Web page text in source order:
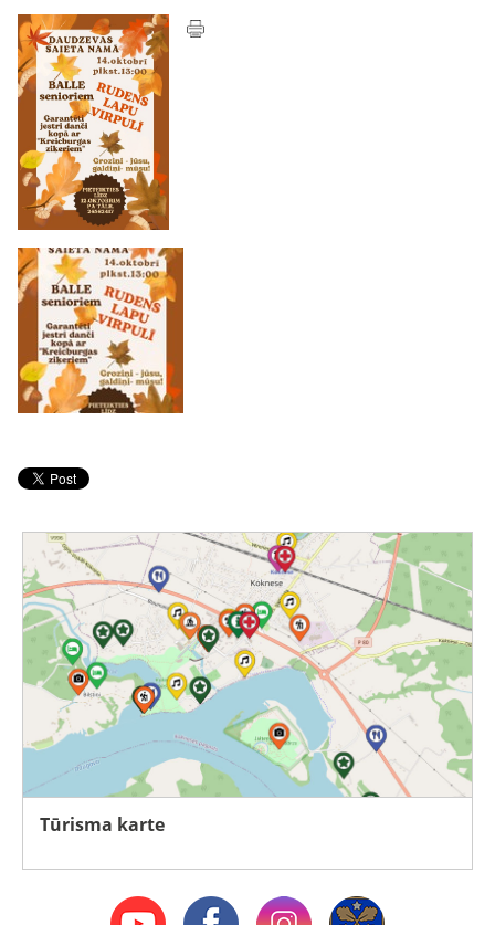
Tūrisma karte